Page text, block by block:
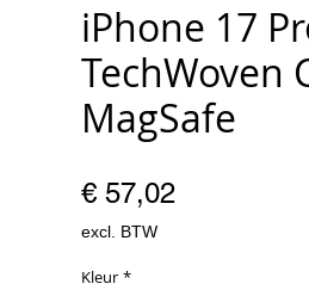
iPhone 17
TechWoven
MagSafe
€ 57,02Prijs
excl. BTW
Kleur *